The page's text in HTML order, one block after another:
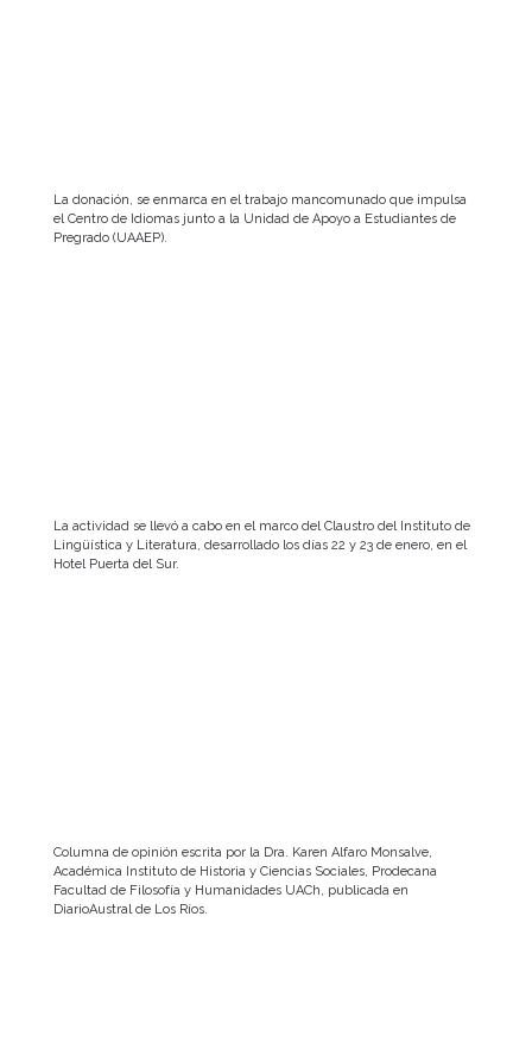
La donación, se enmarca en el trabajo mancomunado que impulsa
el Centro de Idiomas junto a la Unidad de Apoyo a Estudiantes de
Pregrado (UAAEP).
La actividad se llevó a cabo en el marco del Claustro del Instituto de
Lingüística y Literatura, desarrollado los días 22 y 23 de enero, en el
Hotel Puerta del Sur.
Columna de opinión escrita por la Dra. Karen Alfaro Monsalve,
Académica Instituto de Historia y Ciencias Sociales, Prodecana
Facultad de Filosofía y Humanidades UACh, publicada en
DiarioAustral de Los Ríos.